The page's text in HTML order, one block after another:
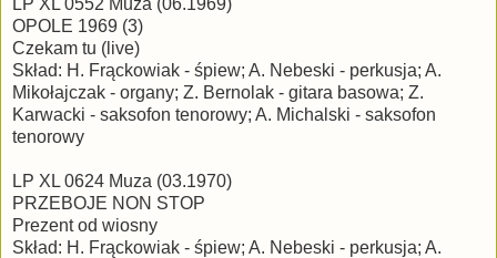
OPOLE 1969 (3)
Czekam tu (live)
Skład: H. Frąckowiak - śpiew; A. Nebeski - perkusja; A.
Mikołajczak - organy; Z. Bernolak - gitara basowa; Z.
Karwacki - saksofon tenorowy; A. Michalski - saksofon
tenorowy
LP XL 0624 Muza (03.1970)
PRZEBOJE NON STOP
Prezent od wiosny
Skład: H. Frąckowiak - śpiew; A. Nebeski - perkusja; A.